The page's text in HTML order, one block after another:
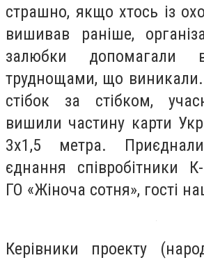
страшно, якщо хтось із
вишивав раніше,
залюбки допомагали
труднощами, що
стібок за стібком,
вишили частину карти
3х1,5 метра.
єднання співробітники
ГО «Жіноча сотня», гості
Керівники проекту